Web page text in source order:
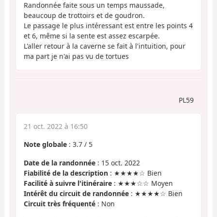
Randonnée faite sous un temps maussade,
beaucoup de trottoirs et de goudron.
Le passage le plus intéressant est entre les points 4
et 6, même si la sente est assez escarpée.
L'aller retour à la caverne se fait à l'intuition, pour
ma part je n'ai pas vu de tortues
PL59
21 oct. 2022 à 16:50
Note globale : 3.7 / 5
Date de la randonnée : 15 oct. 2022
Fiabilité de la description : ★★★★☆ Bien
Facilité à suivre l'itinéraire : ★★★☆☆ Moyen
Intérêt du circuit de randonnée : ★★★★☆ Bien
Circuit très fréquenté : Non